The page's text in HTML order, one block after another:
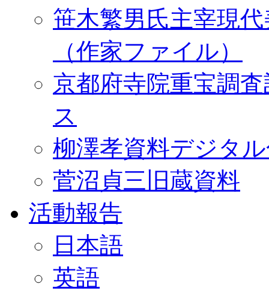
笹木繁男氏主宰現
（作家ファイル）
京都府寺院重宝調
ス
柳澤孝資料デジタ
菅沼貞三旧蔵資料
活動報告
日本語
英語